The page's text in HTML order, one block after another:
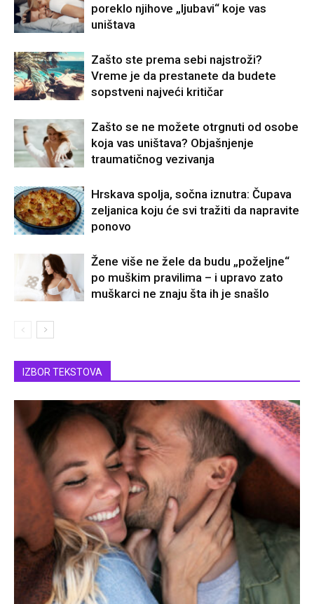
poreklo njihove „ljubavi“ koje vas
uništava
Zašto ste prema sebi najstroži?
Vreme je da prestanete da budete
sopstveni najveći kritičar
Zašto se ne možete otrgnuti od osobe
koja vas uništava? Objašnjenje
traumatičnog vezivanja
Hrskava spolja, sočna iznutra: Čupava
zeljanica koju će svi tražiti da napravite
ponovo
Žene više ne žele da budu „poželjne“
po muškim pravilima – i upravo zato
muškarci ne znaju šta ih je snašlo
IZBOR TEKSTOVA